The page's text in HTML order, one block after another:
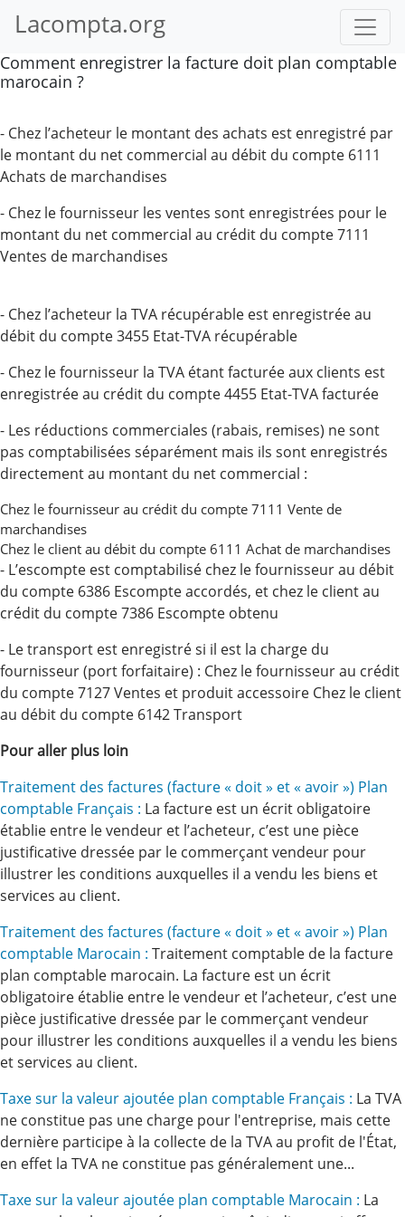
Lacompta.org
Comment enregistrer la facture doit plan comptable
marocain ?
- Chez l’acheteur le montant des achats est enregistré par
le montant du net commercial au débit du compte 6111
Achats de marchandises
- Chez le fournisseur les ventes sont enregistrées pour le
montant du net commercial au crédit du compte 7111
Ventes de marchandises
- Chez l’acheteur la TVA récupérable est enregistrée au
débit du compte 3455 Etat-TVA récupérable
- Chez le fournisseur la TVA étant facturée aux clients est
enregistrée au crédit du compte 4455 Etat-TVA facturée
- Les réductions commerciales (rabais, remises) ne sont
pas comptabilisées séparément mais ils sont enregistrés
directement au montant du net commercial :
Chez le fournisseur au crédit du compte 7111 Vente de
marchandises
Chez le client au débit du compte 6111 Achat de marchandises
- L’escompte est comptabilisé chez le fournisseur au débit
du compte 6386 Escompte accordés, et chez le client au
crédit du compte 7386 Escompte obtenu
- Le transport est enregistré si il est la charge du
fournisseur (port forfaitaire) : Chez le fournisseur au crédit
du compte 7127 Ventes et produit accessoire Chez le client
au débit du compte 6142 Transport
Pour aller plus loin
Traitement des factures (facture « doit » et « avoir ») Plan
comptable Français : La facture est un écrit obligatoire
établie entre le vendeur et l’acheteur, c’est une pièce
justificative dressée par le commerçant vendeur pour
illustrer les conditions auxquelles il a vendu les biens et
services au client.
Traitement des factures (facture « doit » et « avoir ») Plan
comptable Marocain : Traitement comptable de la facture
plan comptable marocain. La facture est un écrit
obligatoire établie entre le vendeur et l’acheteur, c’est une
pièce justificative dressée par le commerçant vendeur
pour illustrer les conditions auxquelles il a vendu les biens
et services au client.
Taxe sur la valeur ajoutée plan comptable Français : La TVA
ne constitue pas une charge pour l'entreprise, mais cette
dernière participe à la collecte de la TVA au profit de l'État,
en effet la TVA ne constitue pas généralement une...
Taxe sur la valeur ajoutée plan comptable Marocain : La